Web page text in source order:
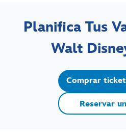
Planifica Tus
Walt
Comprar
Reservar